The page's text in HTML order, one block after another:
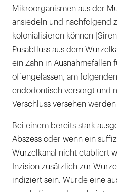
Mikroorganismen aus der
ansiedeln und nachfolgend
kolonialisieren können
Pusabfluss aus dem
ein Zahn in Ausnahmefällen
offengelassen, am
endodontisch versorgt und
Verschluss versehen
Bei einem bereits stark
Abszess oder wenn ein
Wurzelkanal nicht etabliert
Inzision zusätzlich zur
indiziert sein. Wurde eine